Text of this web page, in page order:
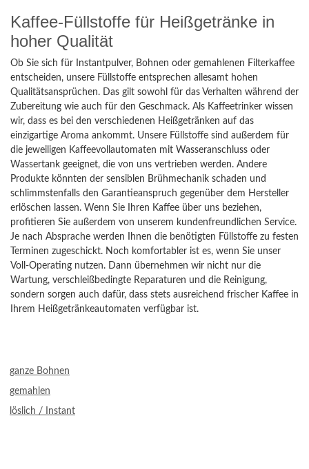
Kaffee-Füllstoffe für Heißgetränke in
hoher Qualität
Ob Sie sich für Instantpulver, Bohnen oder gemahlenen Filterkaffee
entscheiden, unsere Füllstoffe entsprechen allesamt hohen
Qualitätsansprüchen. Das gilt sowohl für das Verhalten während der
Zubereitung wie auch für den Geschmack. Als Kaffeetrinker wissen
wir, dass es bei den verschiedenen Heißgetränken auf das
einzigartige Aroma ankommt. Unsere Füllstoffe sind außerdem für
die jeweiligen Kaffeevollautomaten mit Wasseranschluss oder
Wassertank geeignet, die von uns vertrieben werden. Andere
Produkte könnten der sensiblen Brühmechanik schaden und
schlimmstenfalls den Garantieanspruch gegenüber dem Hersteller
erlöschen lassen. Wenn Sie Ihren Kaffee über uns beziehen,
profitieren Sie außerdem von unserem kundenfreundlichen Service.
Je nach Absprache werden Ihnen die benötigten Füllstoffe zu festen
Terminen zugeschickt. Noch komfortabler ist es, wenn Sie unser
Voll-Operating nutzen. Dann übernehmen wir nicht nur die
Wartung, verschleißbedingte Reparaturen und die Reinigung,
sondern sorgen auch dafür, dass stets ausreichend frischer Kaffee in
Ihrem Heißgetränkeautomaten verfügbar ist.
ganze Bohnen
gemahlen
löslich / Instant